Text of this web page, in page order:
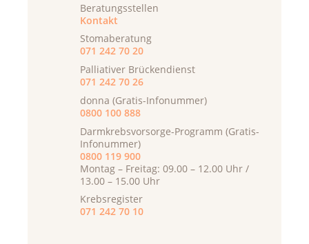
Beratungsstellen
Kontakt
Stomaberatung
071 242 70 20
Palliativer Brückendienst
071 242 70 26
donna (Gratis-Infonummer)
0800 100 888
Darmkrebsvorsorge-Programm (Gratis-
Infonummer)
0800 119 900
Montag – Freitag: 09.00 – 12.00 Uhr /
13.00 – 15.00 Uhr
Krebsregister
071 242 70 10